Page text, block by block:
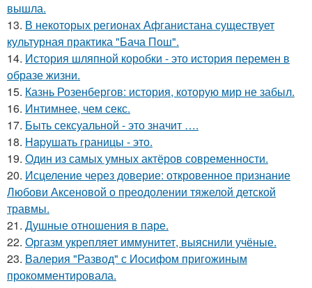
вышла.
13. В некоторых регионах Афганистана существует
культурная практика "Бача Пош".
14. История шляпной коробки - это история перемен в
образе жизни.
15. Казнь Розенбергов: история, которую мир не забыл.
16. Интимнее, чем секс.
17. Быть сексуальной - это значит ….
18. Hapушать границы - это.
19. Один из самых умных актёров современности.
20. Исцеление через доверие: откровенное признание
Любови Аксеновой о преодолении тяжелой детской
травмы.
21. Душные отношения в паре.
22. Оргазм укрепляет иммунитет, выяснили учёные.
23. Валерия "Развод" с Иосифом пригожиным
прокомментировала.